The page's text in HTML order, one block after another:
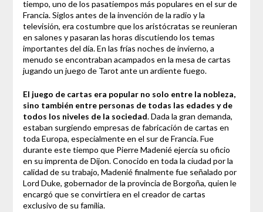
tiempo, uno de los pasatiempos más populares en el sur de
Francia. Siglos antes de la invención de la radio y la
televisión, era costumbre que los aristócratas se reunieran
en salones y pasaran las horas discutiendo los temas
importantes del día. En las frías noches de invierno, a
menudo se encontraban acampados en la mesa de cartas
jugando un juego de Tarot ante un ardiente fuego.
El juego de cartas era popular no solo entre la nobleza,
sino también entre personas de todas las edades y de
todos los niveles de la sociedad. Dada la gran demanda,
estaban surgiendo empresas de fabricación de cartas en
toda Europa, especialmente en el sur de Francia. Fue
durante este tiempo que Pierre Madenié ejercía su oficio
en su imprenta de Dijon. Conocido en toda la ciudad por la
calidad de su trabajo, Madenié finalmente fue señalado por
Lord Duke, gobernador de la provincia de Borgoña, quien le
encargó que se convirtiera en el creador de cartas
exclusivo de su familia.